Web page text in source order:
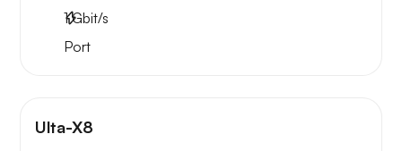
1Gbit/s
Port
Ulta-X8